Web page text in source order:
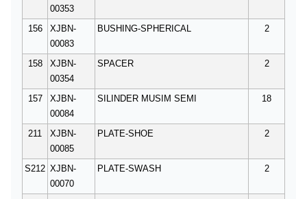
00353
156
XJBN-
00083
BUSHING-SPHERICAL 2
158
XJBN-
00354
SPACER 2
157
XJBN-
00084
SILINDER MUSIM SEMI 18
211
XJBN-
00085
PLATE-SHOE 2
S212 XJBN-
00070
PLATE-SWASH 2